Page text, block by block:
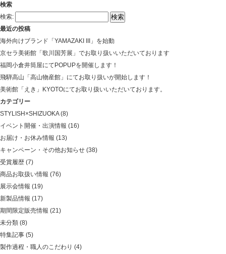
検索
検索:
最近の投稿
海外向けブランド「YAMAZAKI III」を始動
京セラ美術館「歌川国芳展」でお取り扱いいただいております
福岡小倉井筒屋にてPOPUPを開催します！
飛騨高山「高山物産館」にてお取り扱いが開始します！
美術館「えき」KYOTOにてお取り扱いいただいております。
カテゴリー
STYLISH×SHIZUOKA(8)
イベント開催・出演情報 (16)
お届け・お休み情報 (13)
キャンペーン・その他お知らせ (38)
受賞履歴 (7)
商品お取扱い情報 (76)
展示会情報 (19)
新製品情報 (17)
期間限定販売情報 (21)
未分類 (8)
特集記事 (5)
製作過程・職人のこだわり (4)